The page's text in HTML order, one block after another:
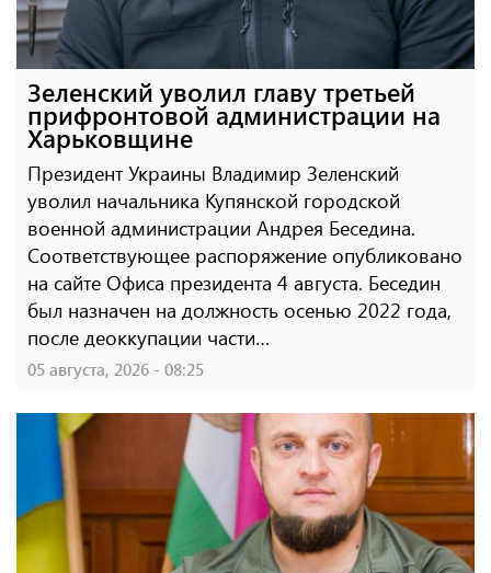
Зеленский уволил главу третьей
прифронтовой администрации на
Харьковщине
Президент Украины Владимир Зеленский
уволил начальника Купянской городской
военной администрации Андрея Беседина.
Соответствующее распоряжение опубликовано
на сайте Офиса президента 4 августа. Беседин
был назначен на должность осенью 2022 года,
после деоккупации части…
05 августа, 2026 - 08:25